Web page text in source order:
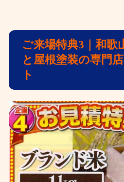
ご来場特典3｜和歌
と屋根塗装の専門
ト